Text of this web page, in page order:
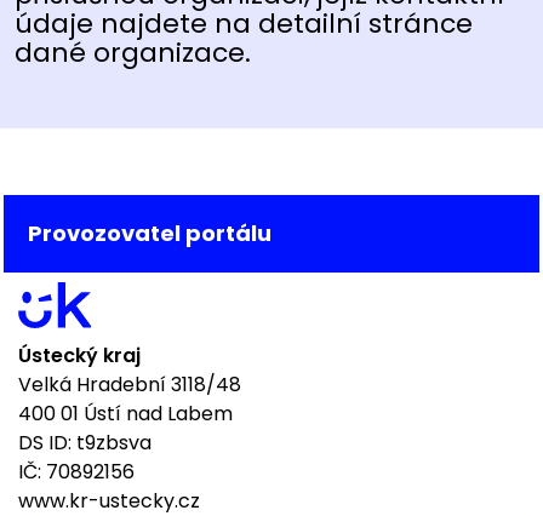
údaje najdete na detailní stránce
dané organizace.
Provozovatel portálu
Ústecký kraj
Velká Hradební 3118/48
400 01 Ústí nad Labem
DS ID: t9zbsva
IČ: 70892156
www.kr-ustecky.cz